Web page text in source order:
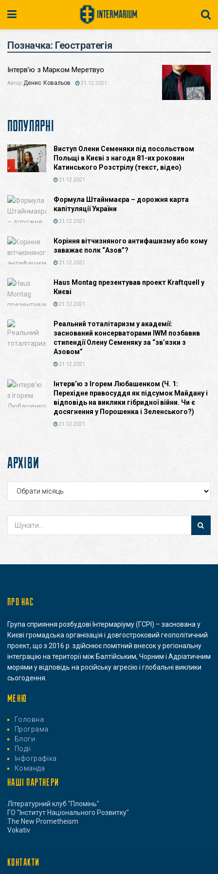
Позначка: Геостратегія
Інтерв’ю з Марком Меретвуо
Автор:Денис Ковальов 21.12.2021
ПОПУЛЯРНІ
Виступ Олени Семеняки під посольством
Польщі в Києві з нагоди 81-их роковин
Катинського Розстрілу (текст, відео)
21.12.2021
Формула Штайнмаєра – дорожня карта
капітуляції України
21.12.2021
Коріння вітчизняного антифашизму або кому
заважає полк “Азов”?
21.12.2021
Haus Montag презентував проект Kraftquell у
Києві
21.12.2021
Реальний тоталітаризм у академії:
заснований консерваторами IWM позбавив
стипендії Олену Семеняку за “зв’язки з
Азовом”
21.12.2021
Інтерв’ю з Ігорем Любашенком (Ч. 1:
Перехідне правосуддя як підсумок Майдану і
відповідь на виклики гібридної війни. Чи є
досягнення у Порошенка і Зеленського?)
21.12.2021
АРХІВИ
Архіви
ПРО НАС
Група сприяння розбудові Інтермаріуму (ГСРІ) – заснована у
Києві громадська організація і довгостроковий геополітичний
проект, що з 2016 р. здійснює помітний внесок у регіональну
інтеграцію на території між Балтійським, Чорним і Адріатичним
морями у відповідь на російську агресію і глобальні виклики
сьогодення.
МЕНЮ
Головна
Програма
Блоги
Події
Інфографіка
Команда
НАШІ ПАРТНЕРИ
Літературний клуб "Пломінь"
ГО "Інститут Національного Розвитку"
The New Prometheism
Vokativ
КОНТАКТИ